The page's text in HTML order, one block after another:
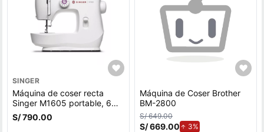
SINGER
Máquina de coser recta
Singer M1605 portable, 6
puntadas, blanco
S/ 790.00
Máquina de Coser Brother
BM-2800
S/ 649.00
S/ 669.00 3%de aumento.